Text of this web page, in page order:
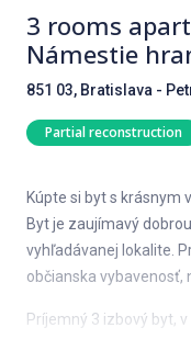
3 rooms
Námestie
851 03, Bratislava -
Partial reconstruction
Kúpte si byt s krásnym
Byt je zaujímavý
vyhľadávanej lokalite.
občianska vybavenosť,
Príjemný 3 izbový byt,